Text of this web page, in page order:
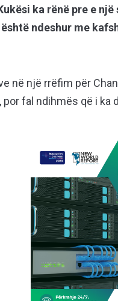
ka rënë pre e
ndeshur me
në një rrëfim për
fal ndihmës që i ka